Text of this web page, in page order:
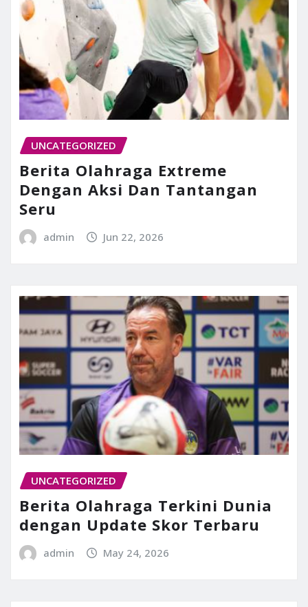
UNCATEGORIZED
Berita Olahraga Extreme
Dengan Aksi Dan Tantangan
Seru
admin Jun 22, 2026
UNCATEGORIZED
Berita Olahraga Terkini Dunia
dengan Update Skor Terbaru
admin May 24, 2026